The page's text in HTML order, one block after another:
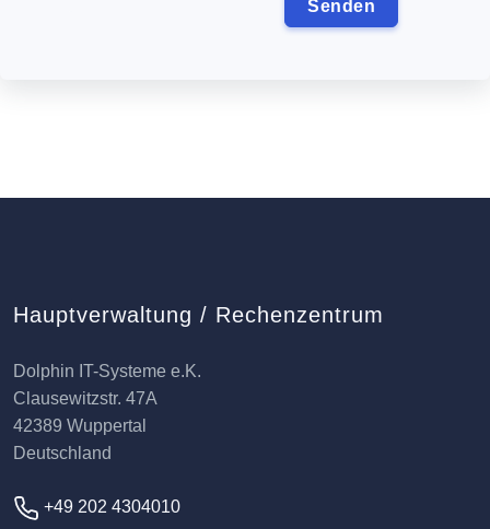
Hauptverwaltung / Rechenzentrum
Dolphin IT-Systeme e.K.
Clausewitzstr. 47A
42389 Wuppertal
Deutschland
+49 202 4304010